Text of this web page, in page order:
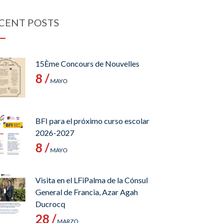
POSTS
15Ème Concours de Nouvelles
8 /MAYO
BFI para el próximo curso escolar
2026-2027
8 /MAYO
Visita en el LFiPalma de la Cónsul
General de Francia, Azar Agah
Ducrocq
28 /MARZO